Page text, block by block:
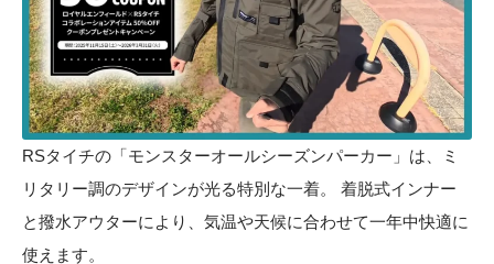
RSタイチの「モンスターオールシーズンパーカー」は、ミ
リタリー調のデザインが光る特別な一着。 着脱式インナー
と撥水アウターにより、気温や天候に合わせて一年中快適に
使えます。